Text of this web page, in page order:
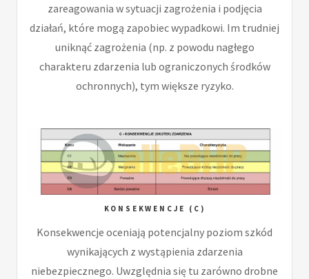
zareagowania w sytuacji zagrożenia i podjęcia
działań, które mogą zapobiec wypadkowi. Im trudniej
uniknąć zagrożenia (np. z powodu nagłego
charakteru zdarzenia lub ograniczonych środków
ochronnych), tym większe ryzyko.
KONSEKWENCJE (C)
Konsekwencje oceniają potencjalny poziom szkód
wynikających z wystąpienia zdarzenia
niebezpiecznego. Uwzględnia się tu zarówno drobne